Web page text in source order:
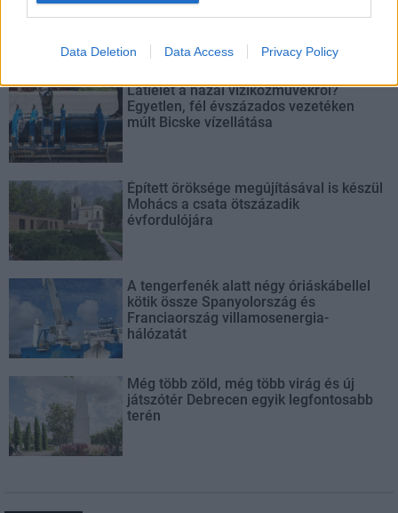
Data Deletion Data Access Privacy Policy
csapadékvíz-elvezető rendszerek, az út- és külső elektromos
szolgálja.
Látlelet a hazai víziközművekről?
Egyetlen, fél évszázados vezetéken
múlt Bicske vízellátása
Épített öröksége megújításával is készül
Mohács a csata ötszázadik
évfordulójára
A tengerfenék alatt négy óriáskábellel
kötik össze Spanyolország és
Franciaország villamosenergia-
hálózatát
Még több zöld, még több virág és új
játszótér Debrecen egyik legfontosabb
terén